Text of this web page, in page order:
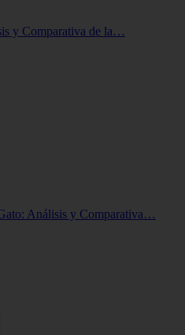
y Comparativa de la…
Análisis y Comparativa…